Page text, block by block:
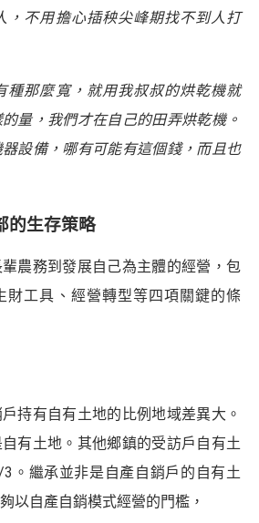
，不用擔心插秧尖峰期找不到人打
種那麼寬，就用我叔叔的烘乾機就
量，我們才在自己的田弄烘乾機。
設備，哪有可能有這個錢，而且也
的生存策略
農務到發展自己為主體的經營，包
財工具、經營轉型等四項關鍵的條
持有自有土地的比例地域差異大。
有土地。其他鄉鎮的受訪戶自有土
。繼承並非是自產自銷戶的自有土
以自產自銷模式經營的門檻，